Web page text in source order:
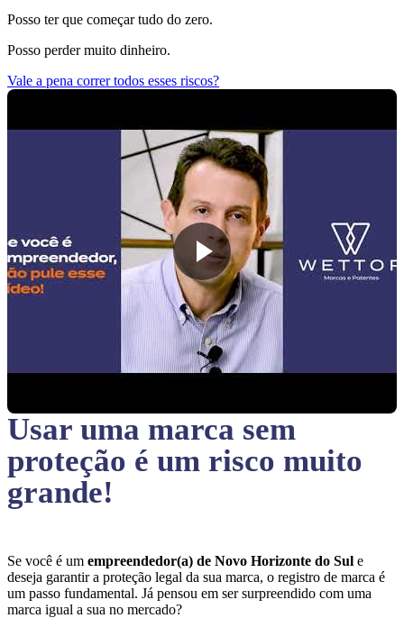
Posso ter que começar tudo do zero.
Posso perder muito dinheiro.
Vale a pena correr todos esses riscos?
Usar uma marca sem
proteção é um risco muito
grande!
Se você é um empreendedor(a) de Novo Horizonte do Sul e
deseja garantir a proteção legal da sua marca, o registro de marca é
um passo fundamental. Já pensou em ser surpreendido com uma
marca igual a sua no mercado?